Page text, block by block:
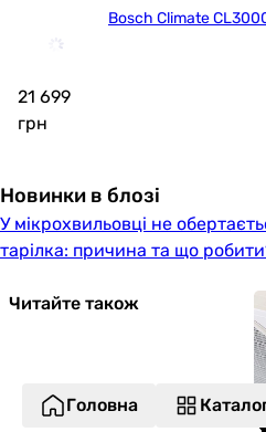
Bosch Climate
21 699
грн
Новинки в блозі
У мікрохвильовці не
тарілка: причина та що
Читайте також
Головна